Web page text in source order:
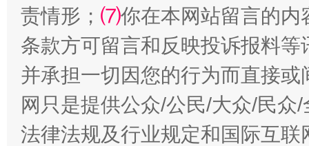
全民健身五年计划来了！等你上场
责情形； ⑺你在本网站留言的内
条款方可留言和反映投诉报料
并承担一切因您的行为而直接
网只是提供公众/公民/大众/民
法律法规及行业规定和国际互